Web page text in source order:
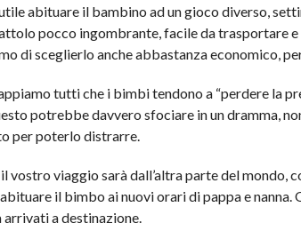
utile abituare il bambino ad un gioco diverso,
pocco ingombrante, facile da trasportare
di sceglierlo anche abbastanza economico,
tutti che i bimbi tendono a “perdere la
potrebbe davvero sfociare in un dramma,
per poterlo distrarre.
vostro viaggio sarà dall’altra parte del mondo,
il bimbo ai nuovi orari di pappa e
arrivati a destinazione.